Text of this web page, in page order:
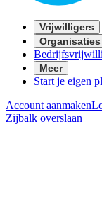
Vrijwilligers
Organisaties
Meer
Start je eigen
Account aanmaken
Zijbalk overslaan